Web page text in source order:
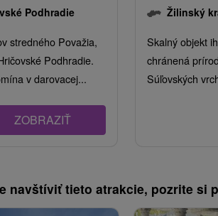
Podhradie
stredného Považia,
Podhradie.
v darovacej...
ZOBRAZIŤ
Žilinský
Skalný objekt
chránená
Súľovských
navštíviť tieto atrakcie, pozrite si